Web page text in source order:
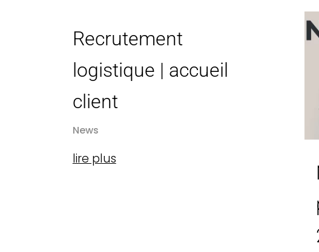
Recrutement
logistique | accueil
client
News
lire plus